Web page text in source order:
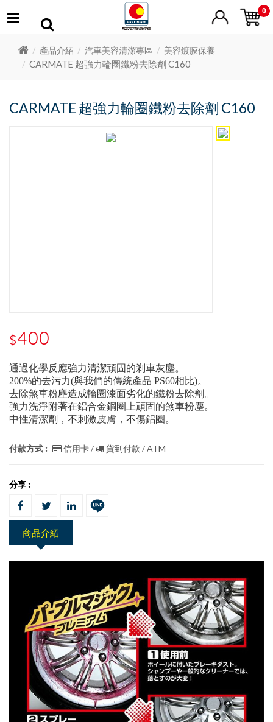
0
產品介紹 汽車美容清潔專區 美容鍍膜保養
CARMATE 超強力輪圈鐵粉去除劑 C160
CARMATE 超強力輪圈鐵粉去除劑 C160
$400
通過化學反應強力清潔頑固的剎車灰塵。
200%的去污力(與我們的傳統產品 PS60相比)。
去除煞車粉塵造成輪圈漆面劣化的鐵粉去除劑。
強力洗淨附著在鋁合金鋼圈上頑固的煞車粉塵。
中性清潔劑，不刺激皮膚，不傷鋁圈。
付款方式 : 信用卡 / 貨到付款 / ATM
分享 :
商品介紹